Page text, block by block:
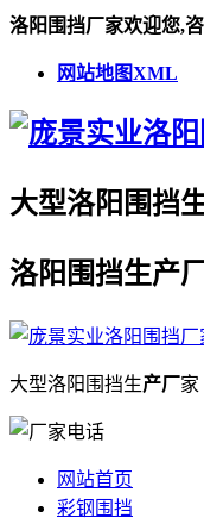
洛阳围挡厂家欢迎您,
网站地图XML
大型洛阳围挡
洛阳围挡生产
大型洛阳围挡生产厂家
网站首页
彩钢围挡